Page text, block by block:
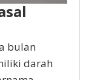
bulan
darah